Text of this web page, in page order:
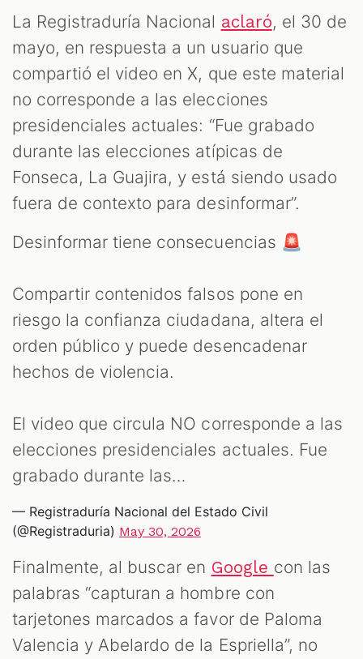
La Registraduría Nacional aclaró, el 30 de
mayo, en respuesta a un usuario que
compartió el video en X, que este material
no corresponde a las elecciones
presidenciales actuales: “Fue grabado
durante las elecciones atípicas de
Fonseca, La Guajira, y está siendo usado
fuera de contexto para desinformar”.
Desinformar tiene consecuencias 🚨
Compartir contenidos falsos pone en
riesgo la confianza ciudadana, altera el
orden público y puede desencadenar
hechos de violencia.
El video que circula NO corresponde a las
elecciones presidenciales actuales. Fue
grabado durante las…
— Registraduría Nacional del Estado Civil
(@Registraduria) May 30, 2026
Finalmente, al buscar en Google con las
palabras “capturan a hombre con
tarjetones marcados a favor de Paloma
Valencia y Abelardo de la Espriella”, no